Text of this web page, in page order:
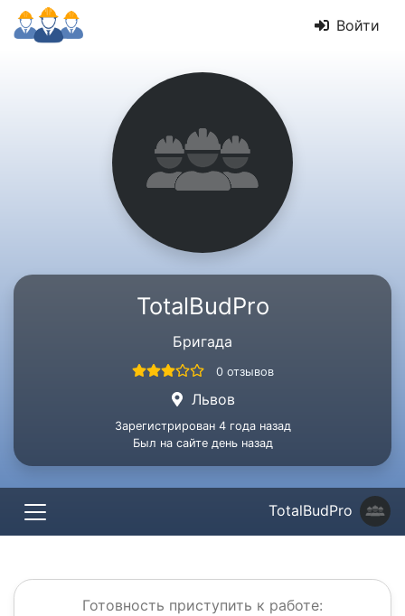
Войти
TotalBudPro
Бригада
0 отзывов
Львов
Зарегистрирован 4 года назад
Был на сайте день назад
TotalBudPro
Готовность приступить к работе: